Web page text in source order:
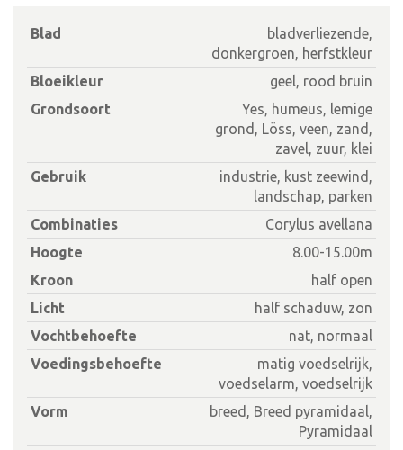
Blad
bladverliezende,
donkergroen, herfstkleur
Bloeikleur
geel, rood bruin
Grondsoort
Yes, humeus, lemige
grond, Löss, veen, zand,
zavel, zuur, klei
Gebruik
industrie, kust zeewind,
landschap, parken
Combinaties
Corylus avellana
Hoogte
8.00-15.00m
Kroon
half open
Licht
half schaduw, zon
Vochtbehoefte
nat, normaal
Voedingsbehoefte
matig voedselrijk,
voedselarm, voedselrijk
Vorm
breed, Breed pyramidaal,
Pyramidaal